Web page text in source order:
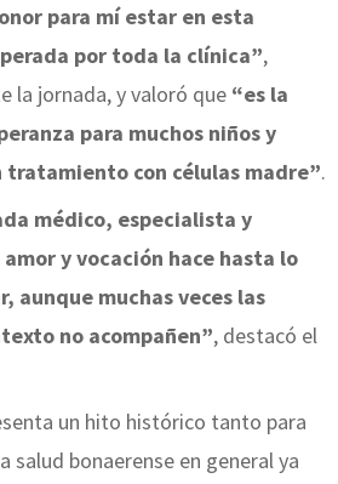
para mí estar en esta
por toda la clínica”,
la jornada, y valoró que “es la
para muchos niños y
tratamiento con células madre”.
médico, especialista y
y vocación hace hasta lo
aunque muchas veces las
no acompañen”, destacó el
un hito histórico tanto para
salud bonaerense en general ya